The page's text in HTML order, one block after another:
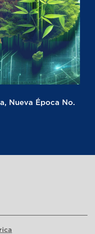
Nueva Época No.